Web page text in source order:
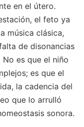
en el útero.
el feto ya
música clásica,
de disonancias
es que el niño
es que el
la cadencia del
que lo arrulló
sonora.